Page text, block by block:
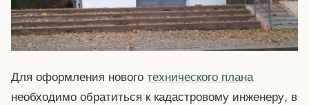
Для оформления нового технического плана
необходимо обратиться к кадастровому инженеру, в